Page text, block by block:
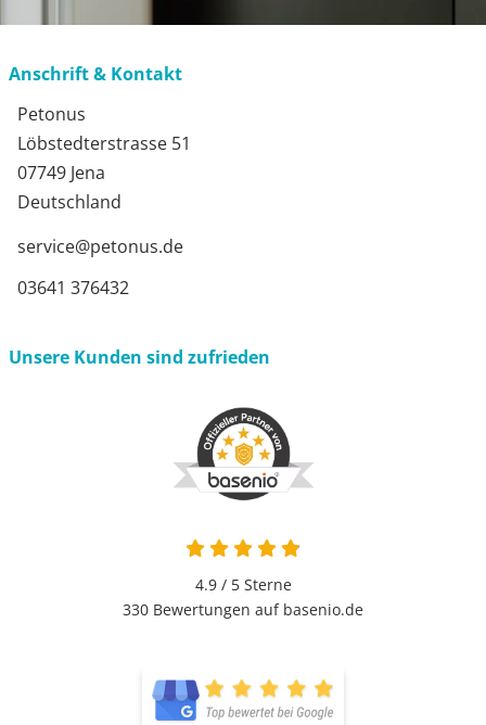
Anschrift & Kontakt
Petonus
Löbstedterstrasse 51
07749 Jena
Deutschland
service@petonus.de
03641 376432
Unsere Kunden sind zufrieden
4.9 von 5
4.9 / 5Sterne
330 Bewertungen auf basenio.de